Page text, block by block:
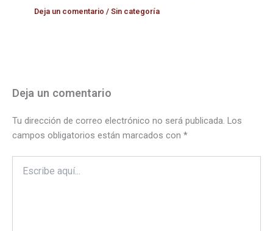
Deja un comentario /Sin categoría
Deja un comentario
Tu dirección de correo electrónico no será publicada. Los
campos obligatorios están marcados con *
aquí...